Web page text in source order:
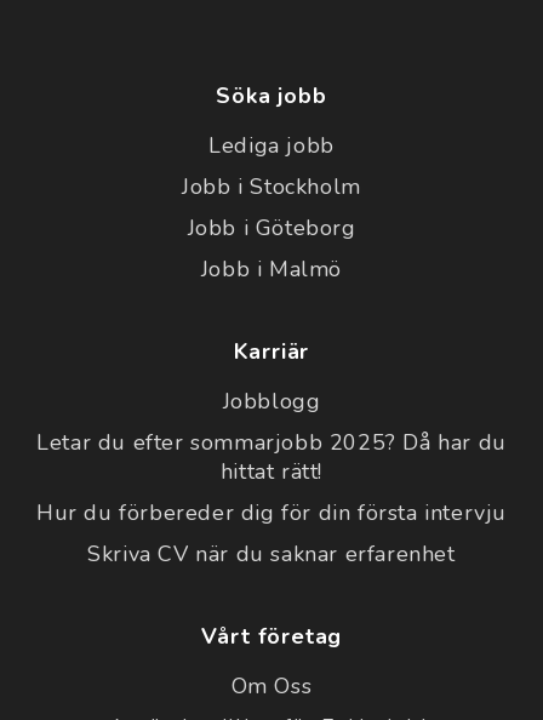
Söka jobb
Lediga jobb
Jobb i Stockholm
Jobb i Göteborg
Jobb i Malmö
Karriär
Jobblogg
Letar du efter sommarjobb 2025? Då har du
hittat rätt!
Hur du förbereder dig för din första intervju
Skriva CV när du saknar erfarenhet
Vårt företag
Om Oss